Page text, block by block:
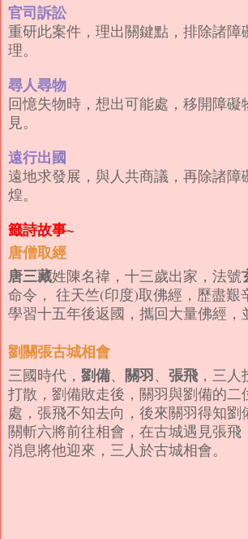
官司訴訟
重研此案件，理出關鍵點，排除諸障
理。
尋人尋物
回憶失物時，想出可能處，移開障礙
見。
遠行出國
遠地求發展，與人共商議，再除諸障
煌。
籤詩故事~
唐僧取經
唐三藏姓陳名禕，十三歲出家，法號
命令， 往天竺(印度)取佛經，歷盡艱
學習十五年後返國，攜回大量佛經，
劉關張古城相會
三國時代， 劉備、 關羽、 張飛 ，三人
打散，劉備敗走後，關羽與劉備的二
處，張飛不知去向，後來關羽得知劉
關斬六將前往相會，在古城遇見張飛
消息將他迎來，三人於古城相會。